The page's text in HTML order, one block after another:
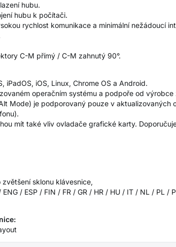
hubu.
hubu k počítači.
rychlost komunikace a minimální nežádoucí
C-M přímý / C-M zahnutý 90°.
iPadOS, iOS, Linux, Chrome OS a Android.
operačním systému a podpoře od výrobce
Mode) je podporovaný pouze v aktualizovaných
mít také vliv ovladače grafické karty.
sklonu klávesnice,
/ ESP / FIN / FR / GR / HR / HU / IT / NL / PL /